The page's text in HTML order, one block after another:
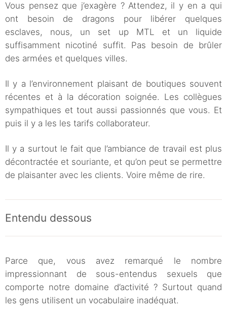
Vous pensez que j’exagère ? Attendez, il y en a qui
ont besoin de dragons pour libérer quelques
esclaves, nous, un set up MTL et un liquide
suffisamment nicotiné suffit. Pas besoin de brûler
des armées et quelques villes.
Il y a l’environnement plaisant de boutiques souvent
récentes et à la décoration soignée. Les collègues
sympathiques et tout aussi passionnés que vous. Et
puis il y a les les tarifs collaborateur.
Il y a surtout le fait que l’ambiance de travail est plus
décontractée et souriante, et qu’on peut se permettre
de plaisanter avec les clients. Voire même de rire.
Entendu dessous
Parce que, vous avez remarqué le nombre
impressionnant de sous-entendus sexuels que
comporte notre domaine d’activité ? Surtout quand
les gens utilisent un vocabulaire inadéquat.